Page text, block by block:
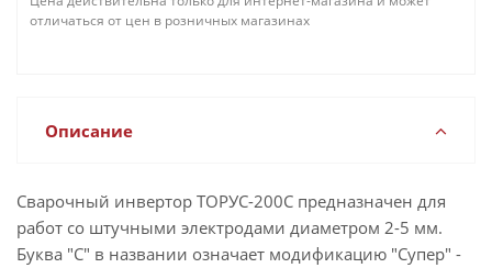
отличаться от цен в розничных магазинах
Описание
Сварочный инвертор ТОРУС-200С предназначен для
работ со штучными электродами диаметром 2-5 мм.
Буква "С" в названии означает модификацию "Супер" -